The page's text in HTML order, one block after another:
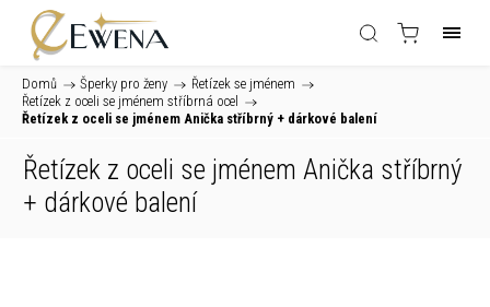
Domů / Šperky pro ženy / Řetízek se jménem /
Řetízek z oceli se jménem stříbrná ocel /
Řetízek z oceli se jménem Anička stříbrný + dárkové balení
Řetízek z oceli se jménem Anička stříbrný
+ dárkové balení